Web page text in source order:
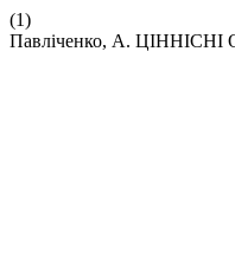
(1)
Павліченко, А.